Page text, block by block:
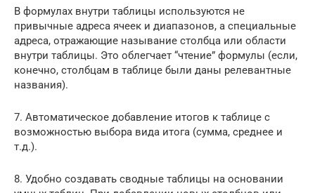
В формулах внутри таблицы используются не
привычные адреса ячеек и диапазонов, а специальные
адреса, отражающие называние столбца или области
внутри таблицы. Это облегчает “чтение” формулы (если,
конечно, столбцам в таблице были даны релевантные
названия).
7. Автоматическое добавление итогов к таблице с
возможностью выбора вида итога (сумма, среднее и
т.д.).
8. Удобно создавать сводные таблицы на основании